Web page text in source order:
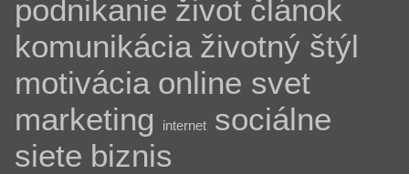
podnikanie život článok
komunikácia životný štýl
motivácia online svet
marketing
internet
sociálne
siete biznis